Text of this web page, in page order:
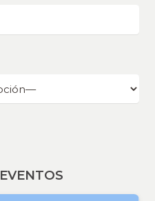
EVENTOS